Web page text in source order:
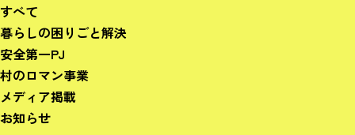
すべて
暮らしの困りごと解決
安全第一PJ
村のロマン事業
メディア掲載
お知らせ